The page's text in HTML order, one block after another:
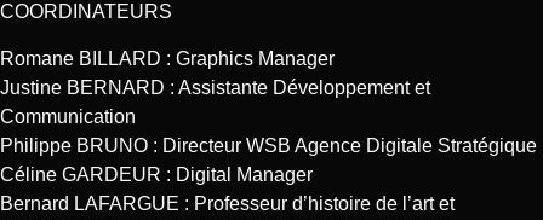
COORDINATEURS
Romane BILLARD : Graphics Manager
Justine BERNARD : Assistante Développement et
Communication
Philippe BRUNO : Directeur WSB Agence Digitale Stratégique
Céline GARDEUR : Digital Manager
Bernard LAFARGUE : Professeur d’histoire de l’art et